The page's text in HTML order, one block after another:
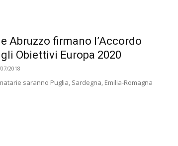
Abruzzo firmano l’Accordo
Obiettivi Europa 2020
2018
saranno Puglia, Sardegna, Emilia-Romagna